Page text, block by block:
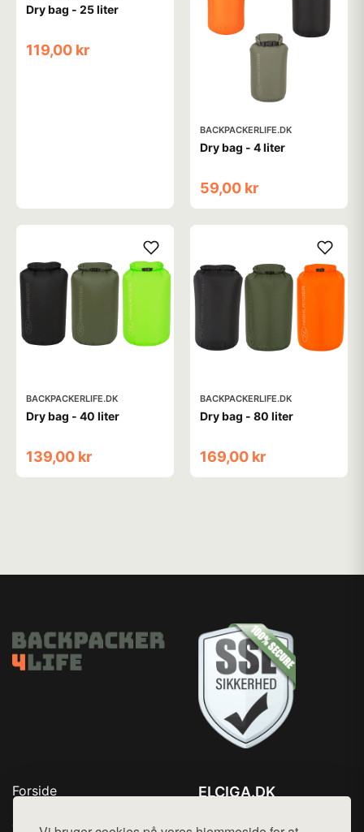
Dry bag - 25 liter
119,00 kr
BACKPACKERLIFE.DK
Dry bag - 4 liter
59,00 kr
BACKPACKERLIFE.DK
Dry bag - 40 liter
139,00 kr
BACKPACKERLIFE.DK
Dry bag - 80 liter
169,00 kr
Forside
ELCIGA.DK